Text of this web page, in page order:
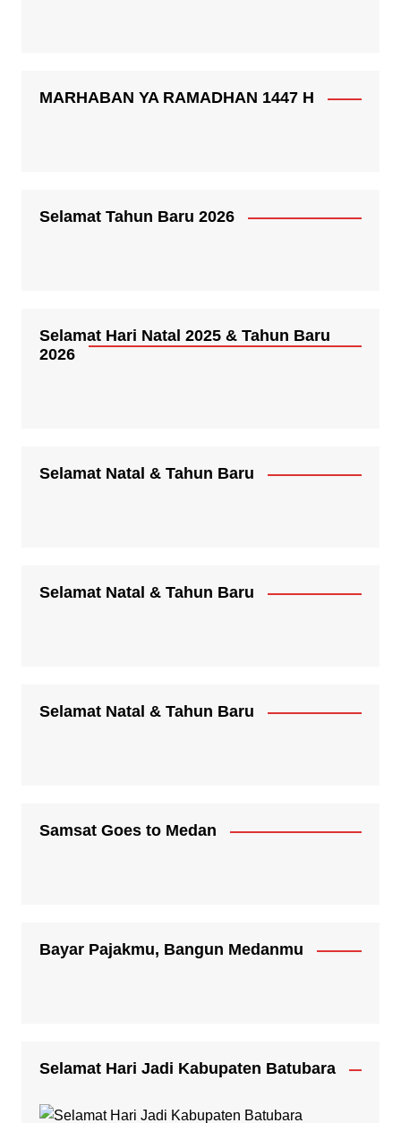
MARHABAN YA RAMADHAN 1447 H
Selamat Tahun Baru 2026
Selamat Hari Natal 2025 & Tahun Baru
2026
Selamat Natal & Tahun Baru
Selamat Natal & Tahun Baru
Selamat Natal & Tahun Baru
Samsat Goes to Medan
Bayar Pajakmu, Bangun Medanmu
Selamat Hari Jadi Kabupaten Batubara